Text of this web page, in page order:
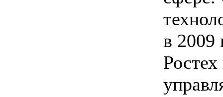
в 2009